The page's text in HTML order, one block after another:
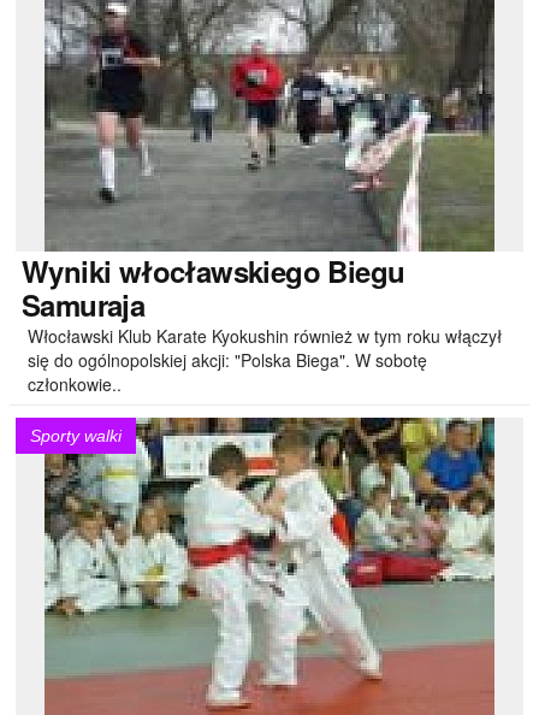
Wyniki włocławskiego Biegu
Samuraja
Włocławski Klub Karate Kyokushin również w tym roku włączył
się do ogólnopolskiej akcji: "Polska Biega". W sobotę
członkowie..
Sporty walki